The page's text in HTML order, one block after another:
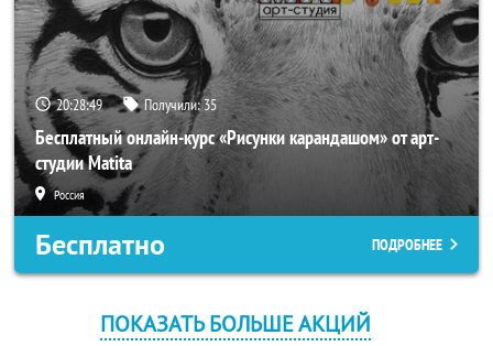
20:28:47 Получили:35
Бесплатный онлайн-курс «Рисунки карандашом» от арт-
студии Matita
Россия
Бесплатно ПОДРОБНЕЕ
ПОКАЗАТЬ БОЛЬШЕ АКЦИЙ